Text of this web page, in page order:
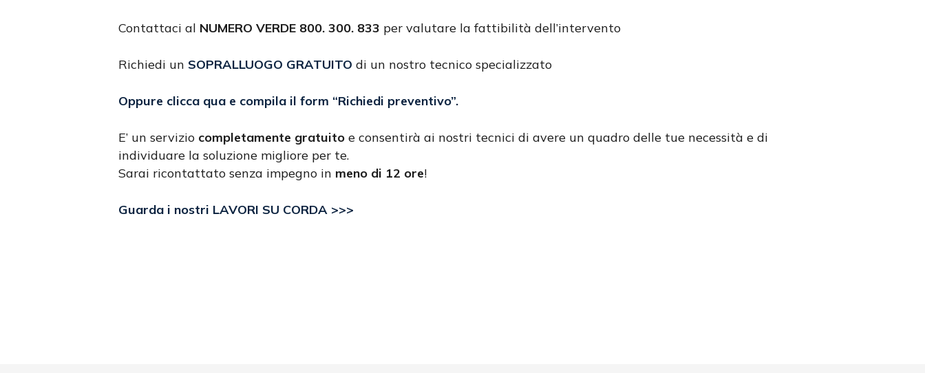
Contattaci al NUMERO VERDE 800. 300. 833 per valutare la fattibilità dell’intervento
Richiedi un SOPRALLUOGO GRATUITO di un nostro tecnico specializzato
Oppure clicca qua e compila il form “Richiedi preventivo”.
E’ un servizio completamente gratuito e consentirà ai nostri tecnici di avere un quadro delle tue necessità e di
individuare la soluzione migliore per te.
Sarai ricontattato senza impegno in meno di 12 ore!
Guarda i nostri LAVORI SU CORDA >>>